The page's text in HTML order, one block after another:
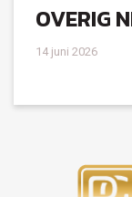
OVERIG
14 juni 2026